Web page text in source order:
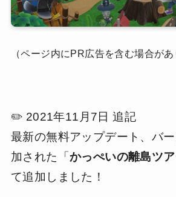
（ページ内にPR広告を含む場合があ
✏️ 2021年11月7日 追記
最新の無料アップデート、バ
加された「 かっぺいの離島ツ
て追加しました！